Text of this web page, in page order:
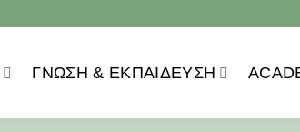
ΓΝΏΣΗ & ΕΚΠΑΊΔΕΥΣΗ